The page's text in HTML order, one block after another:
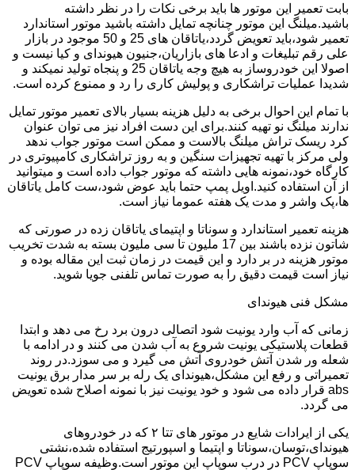
بابت تعمیر این موتور ها باید برخی نکات را در نظر داشته
باشید.میلنگ این موتور چنانچه تمایل داشته باشید موتور استاندارد
تعمیر شود،باید تعویض گردد،یاتاقان های 25 و 50 موجود در بازار
علی رقم تبلیغات و ادعا های بازاریان،جنیون هیوندای و کیا نیست و
اصولا این خودروساز به هیچ وجه یاتاقان 25 و پنجاه تولید نمیکند و
شدیدا عملیات تراشکاری و پولیش کاری را رد و ممنوع کرده است.
با تمام این احوال برخی به دلیل هزینه بسیار بالای تعمیر موتور تمایل
ندارند میلنگ نو تهیه کنند.برای این دست افراد نیز می توان عنوان
کرد ریسک تراش میلنگ بالاست و ممکن است موتور جواب ندهد
ولی مرکز با تهیه تجهیزات سنگین و به روز تراشکاری کامپیوتری در
کارگاه خود،نمونه هایی داشته که موتور جواب داده است و میتوانید
از آن استفاده کنید.اویل پمپ حتما باید عوض شود،ست کامل یاتاقان
ها،پک واشر و مدت یک هفته عموما نیاز است.
هزینه تعمیر استاندارد و سوناتا و اپتیمای یاتاقان زده در صورتی که
شاتون نزده باشند بین 17 ملیون تا سی ملیون بسته به شدت تخریب
موتور هزینه در بر دارد و این قیمت در زمان ثبت این مقاله بوده و
نیاز است قیمت دقیق را به صورت تماس تلفنی جویا شوید.
مشکل فنی هیوندای
زمانی که آب وارد یونیت شود اتصالی درون برد رخ می دهد و ابتدا
قطعات پلاستیکی یونیت شروع به آب شدن می کنند و در ادامه با
شعله ور شدن آتش خودروی آتش می گیرد و می سوزد.در روند
تعمیراتی و رفع این مشکل،هیوندای یک رله بر سر مدار برق یونیت
abs قرار داده می شود و خود یونیت نیز با نمونه اصلاح شده تعویض
می گردد.
یکی از ایرادات شایع در موتور های تتا ۲ که در خودروهای
هیوندای،توسان،سوناتا و اپتیما و اسپورتیج استفاده شده،نشتی
سوپاپ PCV در درب سوپاپ این موتور است.وظیفه سوپاپ PCV